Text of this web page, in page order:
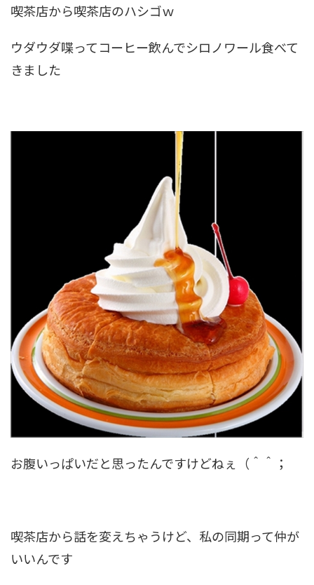
喫茶店から喫茶店のハシゴｗ
ウダウダ喋ってコーヒー飲んでシロノワール食べて
きました
お腹いっぱいだと思ったんですけどねぇ（＾＾；
喫茶店から話を変えちゃうけど、私の同期って仲が
いいんです